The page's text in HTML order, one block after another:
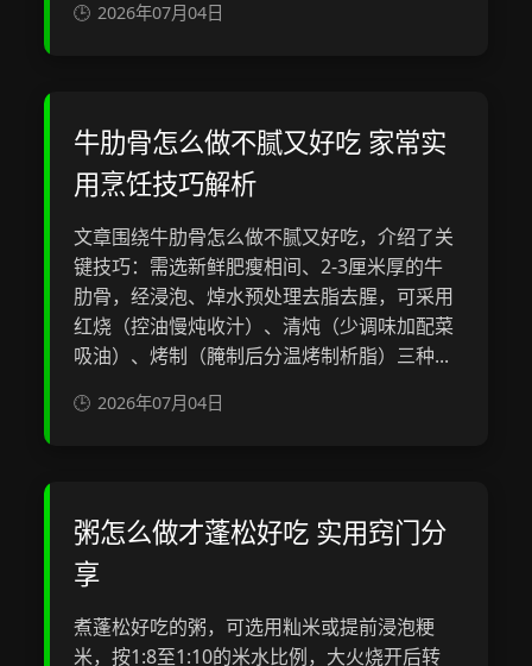
2026年07月04日
牛肋骨怎么做不腻又好吃 家常实
用烹饪技巧解析
文章围绕牛肋骨怎么做不腻又好吃，介绍了关
键技巧：需选新鲜肥瘦相间、2-3厘米厚的牛
肋骨，经浸泡、焯水预处理去脂去腥，可采用
红烧（控油慢炖收汁）、清炖（少调味加配菜
吸油）、烤制（腌制后分温烤制析脂）三种...
2026年07月04日
粥怎么做才蓬松好吃 实用窍门分
享
煮蓬松好吃的粥，可选用籼米或提前浸泡粳
米，按1:8至1:10的米水比例，大火烧开后转